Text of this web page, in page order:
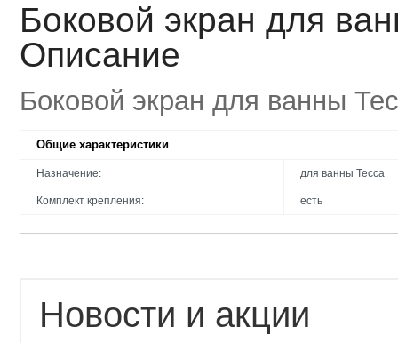
Боковой экран для
Описание
Боковой экран для ванны
Общие характеристики
Назначение: для ванны Тесса
Комплект крепления: есть
Новости и акции